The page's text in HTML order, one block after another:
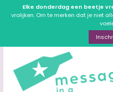
Elke donderdag een beetje
vrolijken. Om te merken dat je niet